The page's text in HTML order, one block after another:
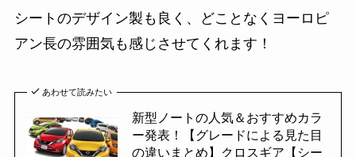
シートのデザイン製も良く、どことなくヨーロピ
アン長の雰囲気も感じさせてくれます！
あわせて読みたい
新型ノートの人気＆おすすめカラ
ー発表！【グレードによる見た目
の違いまとめ】クロスギア【シー